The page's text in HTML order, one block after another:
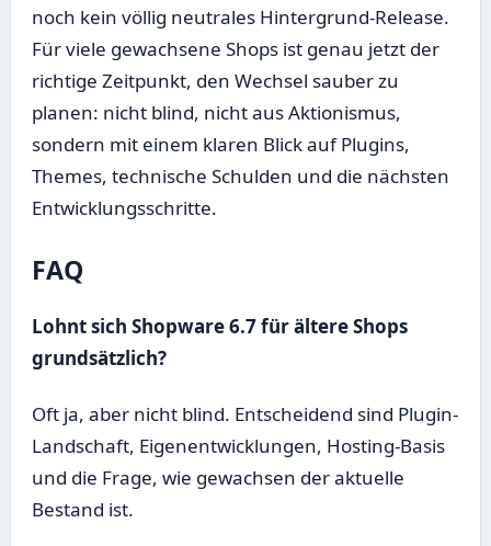
noch kein völlig neutrales Hintergrund-Release.
Für viele gewachsene Shops ist genau jetzt der
richtige Zeitpunkt, den Wechsel sauber zu
planen: nicht blind, nicht aus Aktionismus,
sondern mit einem klaren Blick auf Plugins,
Themes, technische Schulden und die nächsten
Entwicklungsschritte.
FAQ
Lohnt sich Shopware 6.7 für ältere Shops
grundsätzlich?
Oft ja, aber nicht blind. Entscheidend sind Plugin-
Landschaft, Eigenentwicklungen, Hosting-Basis
und die Frage, wie gewachsen der aktuelle
Bestand ist.